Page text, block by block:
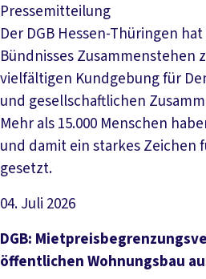
Pressemitteilung
Der DGB Hessen-Thüringen
Bündnisses Zusammenstehen
vielfältigen Kundgebung für
und gesellschaftlichen
Mehr als 15.000 Menschen
und damit ein starkes Zeichen
gesetzt.
04. Juli 2026
Artikel lesen
DGB:
öffentlichen Wohnungsbau